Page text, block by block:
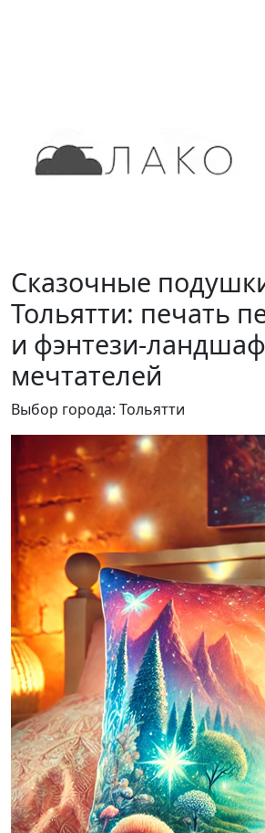
Сказочные
Тольятти: печать
и фэнтези-
мечтателей
Выбор города: Тольятти